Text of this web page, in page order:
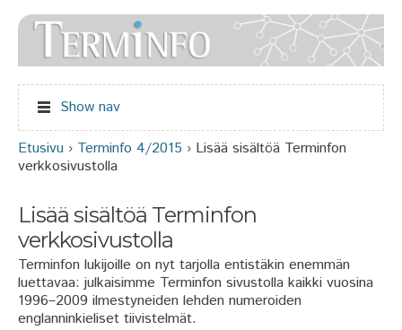
Jump to navigation
Show nav
Olet täällä
Etusivu › Terminfo 4/2015 › Lisää sisältöä Terminfon
verkkosivustolla
Lisää sisältöä Terminfon
verkkosivustolla
Terminfon lukijoille on nyt tarjolla entistäkin enemmän
luettavaa: julkaisimme Terminfon sivustolla kaikki vuosina
1996–2009 ilmestyneiden lehden numeroiden
englanninkieliset tiivistelmät.